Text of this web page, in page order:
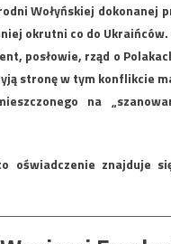
Wołyńskiej
okrutni co do
posłowie, rząd o
stronę w tym konflikcie
na
oświadczenie znajduje